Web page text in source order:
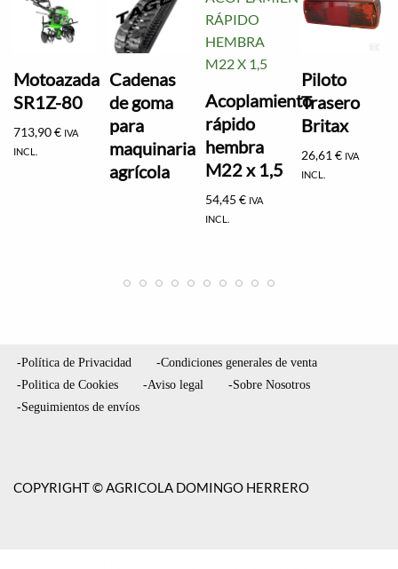
Motoazada
SR1Z-80
713,90€ IVA
INCL.
Cadenas
de goma
para
maquinaria
agrícola
Acoplamiento
rápido
hembra
M22 x 1,5
54,45€ IVA
INCL.
Piloto
Trasero
Britax
26,61€ IVA
INCL.
-Política de Privacidad
-Condiciones generales de venta
-Politica de Cookies
-Aviso legal
-Sobre Nosotros
-Seguimientos de envíos
COPYRIGHT © AGRICOLA DOMINGO HERRERO